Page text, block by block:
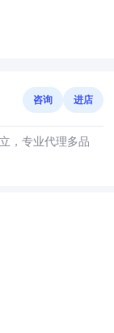
咨询 进店
，专业代理多品